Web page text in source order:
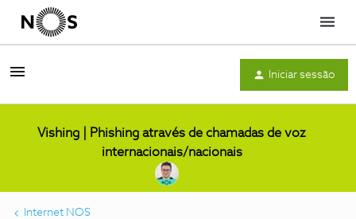
Menu
Iniciar sessão
Vishing | Phishing através de chamadas de voz
internacionais/nacionais
Internet NOS